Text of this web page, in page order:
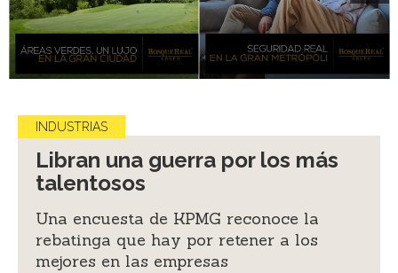
INDUSTRIAS
Libran una guerra por los más
talentosos
Una encuesta de KPMG reconoce la
rebatinga que hay por retener a los
mejores en las empresas